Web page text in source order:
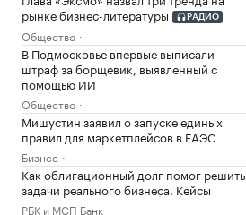
рынке бизнес-литературы
РАДИО
Общество
В Подмосковье впервые выписали
штраф за борщевик, выявленный с
помощью ИИ
Общество
Мишустин заявил о запуске единых
правил для маркетплейсов в ЕАЭС
Бизнес
Как облигационный долг помог решить
задачи реального бизнеса. Кейсы
РБК и МСП Банк